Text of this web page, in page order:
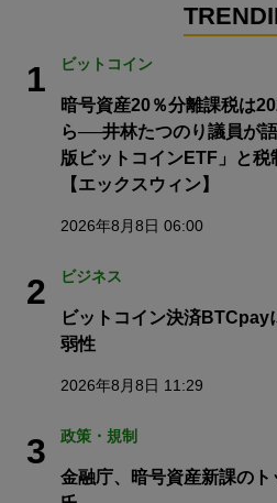
1 ビットコイン
暗号資産20％分離課税は
ら──井林たつのり議員が
版ビットコインETF」と税
【エックスウィン】
2026年8月8日 06:00
2 ビジネス
ビットコイン決済BTCpay
弱性
2026年8月8日 11:29
3 政策・規制
金融庁、暗号資産新課のト